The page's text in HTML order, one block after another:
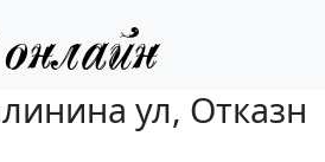
ул, Отказн